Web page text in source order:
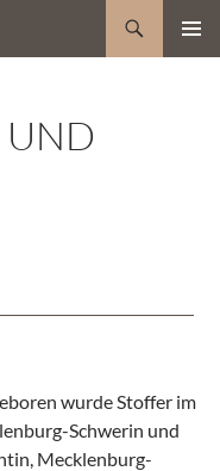
UND
wurde Stoffer im
Schwerin und
Mecklenburg-